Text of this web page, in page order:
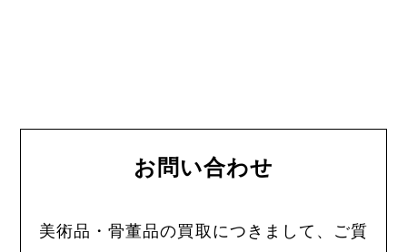
お問い合わせ
美術品・骨董品の買取につきまして、ご質